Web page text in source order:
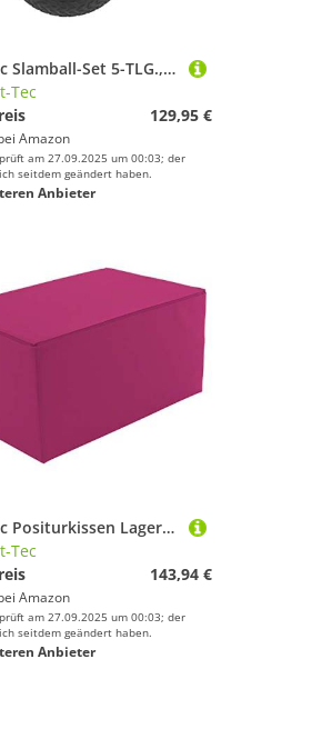
Sport-Tec Slamball-Set 5-TLG., 2-10 kg
Tec
129,95 €
Amazon
am 27.09.2025 um 00:03; der
seitdem geändert haben.
Anbieter
Sport-Tec Positurkissen Lagerungswürfel Bandscheibenwürfel mit festem Kern, 60x40x30 cm
Tec
143,94 €
Amazon
am 27.09.2025 um 00:03; der
seitdem geändert haben.
Anbieter